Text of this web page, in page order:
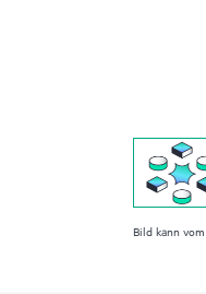
Bild kann